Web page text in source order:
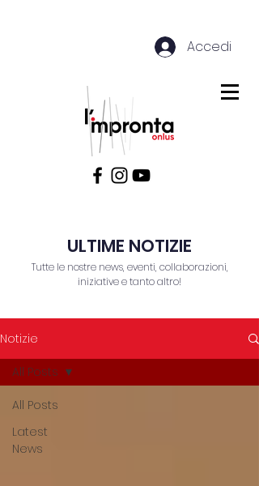
Accedi
ULTIME NOTIZIE
Tutte le nostre news, eventi, collaborazioni,
iniziative e tanto altro!
Notizie
All Posts
Latest
News
All Posts